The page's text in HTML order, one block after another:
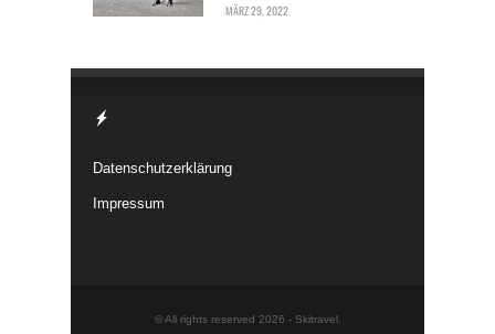
MÄRZ 29, 2022
Datenschutzerklärung
Impressum
© All rights reserved 2026 - Skitravel.